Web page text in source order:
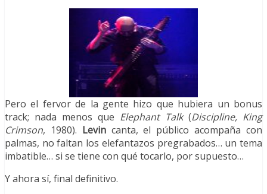
Pero el fervor de la gente hizo que hubiera un bonus
track; nada menos que Elephant Talk(Discipline, King
Crimson, 1980). Levincanta, el público acompaña con
palmas, no faltan los elefantazos pregrabados… un tema
imbatible… si se tiene con qué tocarlo, por supuesto…
Y ahora sí, final definitivo.